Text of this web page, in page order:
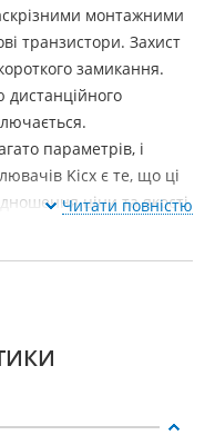
монтажними
транзистори. Захист
замикання.
дистанційного
параметрів, і
Kicx є те, що ці
ціни та якості.
Читати повністю